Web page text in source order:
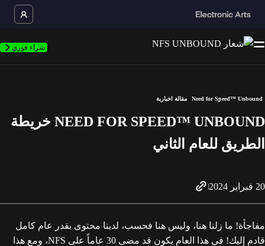
شراء فوري
Need for Speed™ Unbound مقالة اخبارية
NEED FOR SPEED™ UNBOUND خريطة
الطريق للعام الثاني
20 فبراير 2024
مفاجأة! ما زلنا هنا، وليس هنا فحسب، لدينا محتوى بقدر عام كامل
قادم إليك! في هذا العام يكون قد مضى 30 عاماً على NFS، ومع هذا